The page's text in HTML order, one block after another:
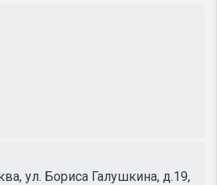
ул. Бориса Галушкина, д.19,